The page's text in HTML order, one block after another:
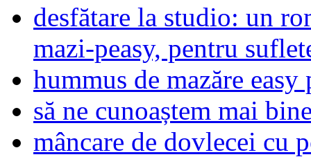
desfătare la studio: un
mazi-peasy, pentru
hummus de mazăre easy
să ne cunoaștem mai
mâncare de dovlecei cu